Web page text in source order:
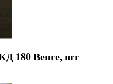
180 Венге, шт